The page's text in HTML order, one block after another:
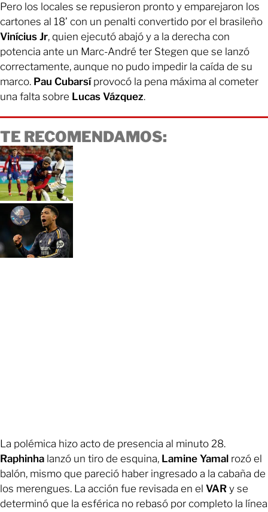
Pero los locales se repusieron pronto y emparejaron los
cartones al 18’ con un penalti convertido por el brasileño
Vinícius Jr, quien ejecutó abajó y a la derecha con
potencia ante un Marc-André ter Stegen que se lanzó
correctamente, aunque no pudo impedir la caída de su
marco. Pau Cubarsíprovocó la pena máxima al cometer
una falta sobre Lucas Vázquez.
TE RECOMENDAMOS:
La polémica hizo acto de presencia al minuto 28.
Raphinha lanzó un tiro de esquina, Lamine Yamal rozó el
balón, mismo que pareció haber ingresado a la cabaña de
los merengues. La acción fue revisada en el VAR y se
determinó que la esférica no rebasó por completo la línea